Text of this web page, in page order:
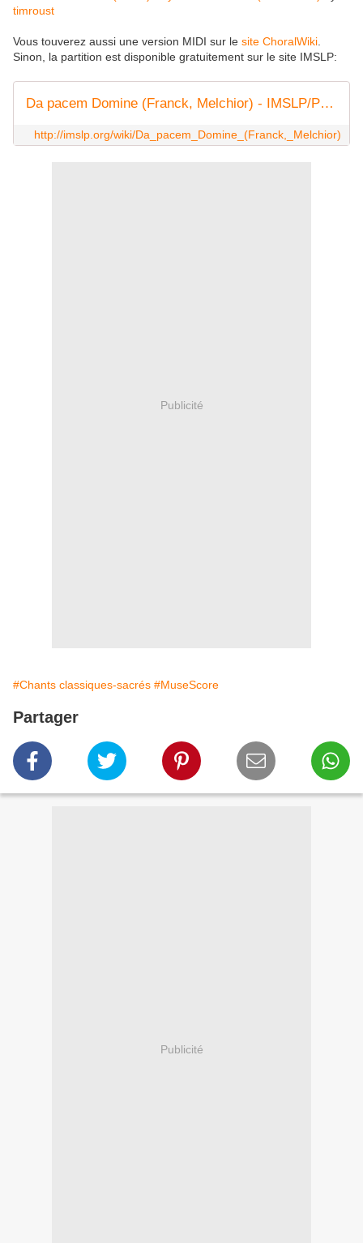
timroust
Vous touverez aussi une version MIDI sur le site ChoralWiki
Sinon, la partition est disponible gratuitement sur le site IMSLP:
Da pacem Domine (Franck, Melchior) - IMSLP/Petrucci Music Library: Free Public Domain Sheet Music
http://imslp.org/wiki/Da_pacem_Domine_(Franck,_Melchior)
Publicité
#Chants classiques-sacrés #MuseScore
Partager
Publicité